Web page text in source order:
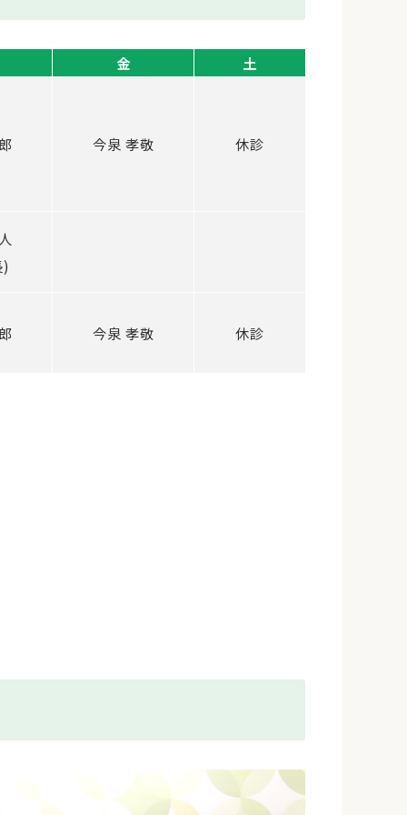
金 土
今泉 孝敬 休診
今泉 孝敬 休診